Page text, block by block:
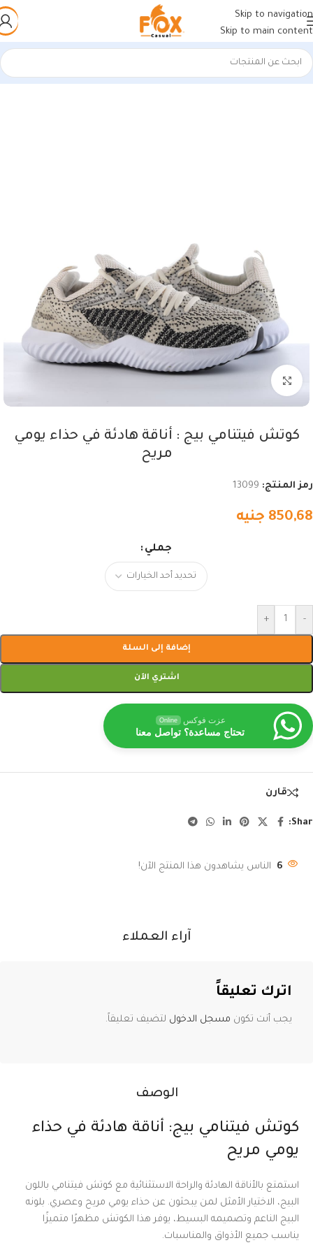
Skip to navigation
Skip to main content
الرئيسية/أحذية رجالي/كوتشات فيتنامي
اضغط للتكبير
كوتش فيتنامي بيج : أناقة هادئة في حذاء يومي
مريح
رمز المنتج: 13099
850,68 جنيه
جملي
-
+
إضافة إلى السلة
اشتري الآن
عزت فوكس Online
تحتاج مساعدة؟ تواصل معنا
قارن
6 الناس يشاهدون هذا المنتج الآن!
الوصف
كوتش فيتنامي بيج: أناقة هادئة في حذاء
يومي مريح
استمتع بالأناقة الهادئة والراحة الاستثنائية مع كوتش فيتنامي باللون
البيج، الاختيار الأمثل لمن يبحثون عن حذاء يومي مريح وعصري. بلونه
البيج الناعم وتصميمه البسيط، يوفر هذا الكوتش مظهرًا متميزًا
يناسب جميع الأذواق والمناسبات.
آراء العملاء
اترك تعليقاً
يجب أنت تكون مسجل الدخول لتضيف تعليقاً.